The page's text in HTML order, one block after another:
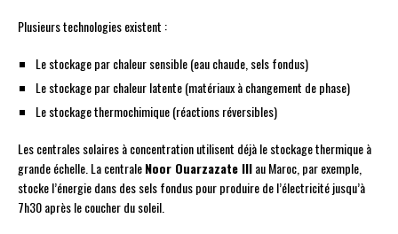
Plusieurs technologies existent :
Le stockage par chaleur sensible (eau chaude, sels fondus)
Le stockage par chaleur latente (matériaux à changement de phase)
Le stockage thermochimique (réactions réversibles)
Les centrales solaires à concentration utilisent déjà le stockage thermique à
grande échelle. La centraleNoor Ouarzazate IIIau Maroc, par exemple,
stocke l’énergie dans des sels fondus pour produire de l’électricité jusqu’à
7h30 après le coucher du soleil.